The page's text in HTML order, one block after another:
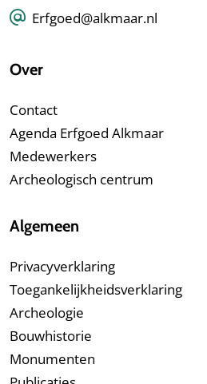
Erfgoed@alkmaar.nl
Over
Contact
Agenda Erfgoed Alkmaar
Medewerkers
Archeologisch centrum
Algemeen
Privacyverklaring
Toegankelijkheidsverklaring
Archeologie
Bouwhistorie
Monumenten